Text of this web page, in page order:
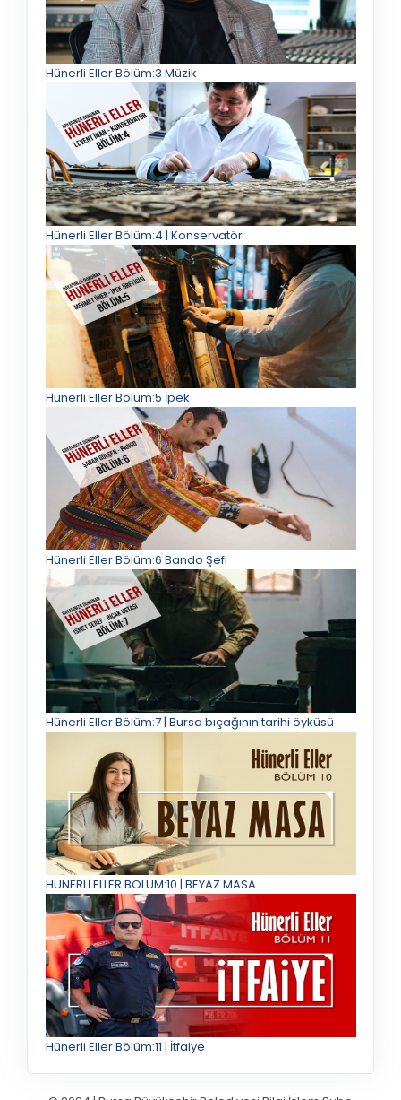
Hünerli Eller Bölüm:3 Müzik
Hünerli Eller Bölüm:4 | Konservatör
Hünerli Eller Bölüm:5 İpek
Hünerli Eller Bölüm:6 Bando Şefi
Hünerli Eller Bölüm:7 | Bursa bıçağının tarihi öyküsü
HÜNERLİ ELLER BÖLÜM:10 | BEYAZ MASA
Hünerli Eller Bölüm:11 | İtfaiye